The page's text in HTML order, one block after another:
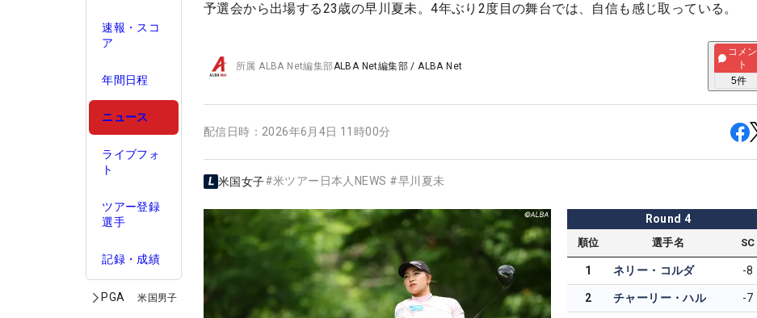
速報・スコ
ア
年間日程
ニュース
ライブフォ
ト
ツアー登録
選手
記録・成績
PGA 米国男子
予選会から出場する23歳の早川夏未。4年ぶり2度目の舞台では、自信も感じ取っている。
所属ALBA Net編集部ALBA Net編集部 /ALBA Net
コメン
ト
5件
配信日時： 2026年6月4日 11時00分
米国女子#米ツアー日本人NEWS #早川夏未
Round 4
順位 選手名 SC
1 ネリー・コルダ -8
2 チャーリー・ハル -7